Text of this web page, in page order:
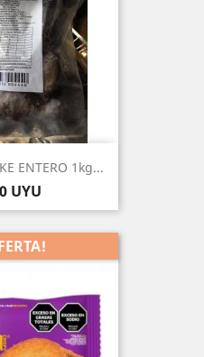
ENTERO 1kg...
UYU